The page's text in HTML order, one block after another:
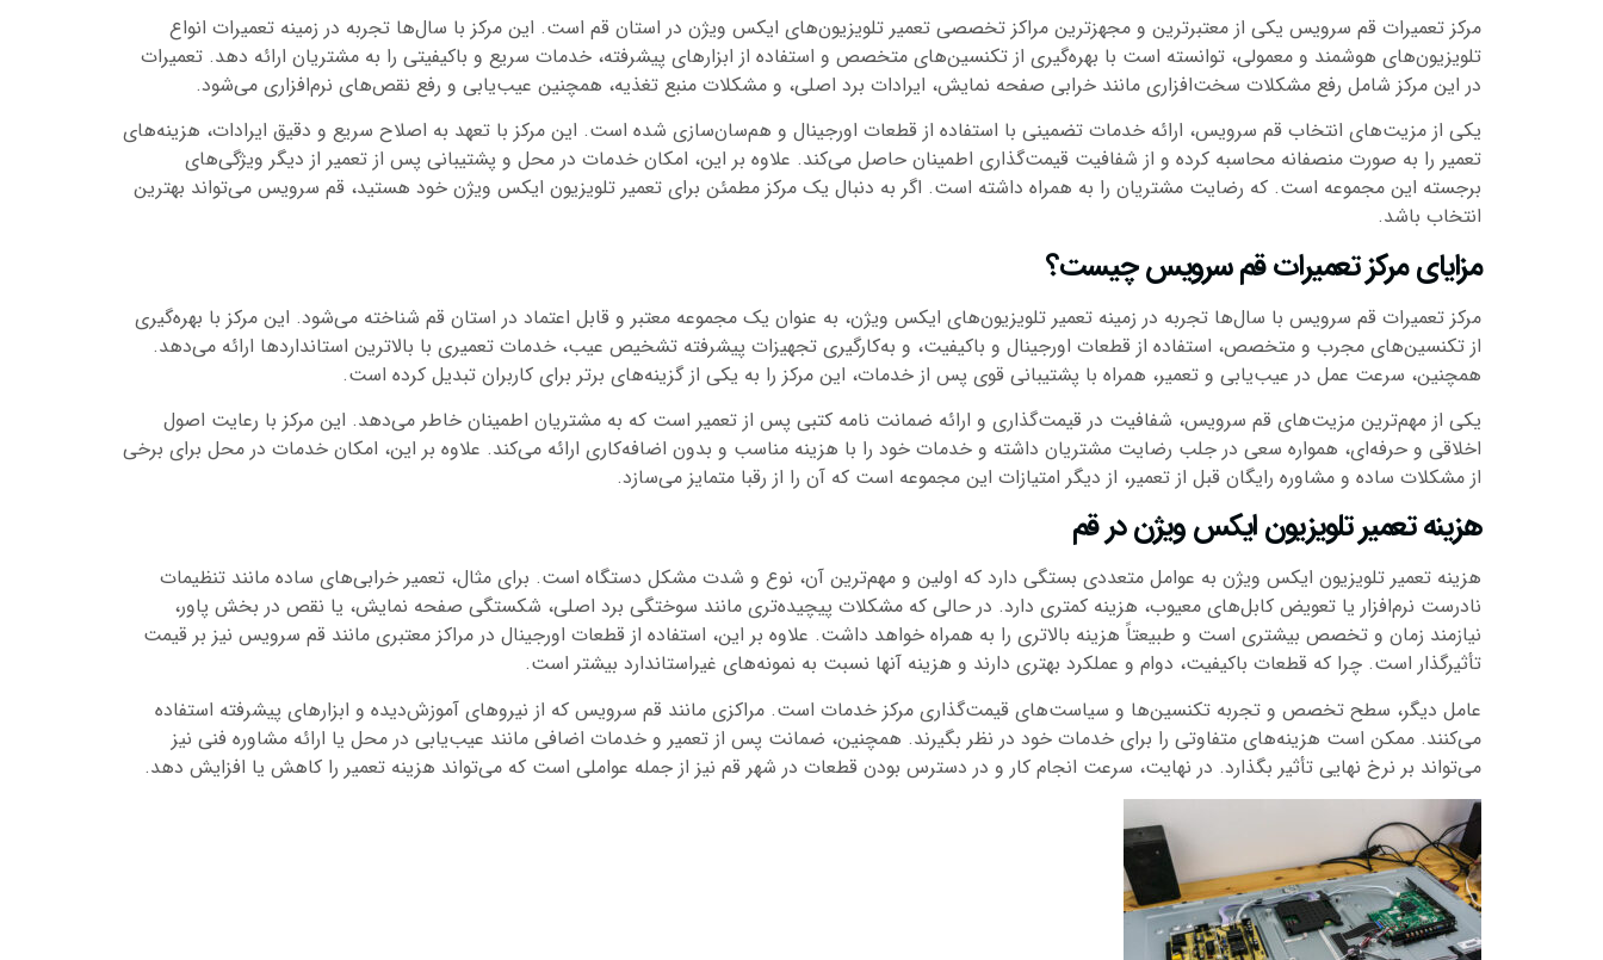
مرکز تعمیرات قم سرویس یکی از معتبرترین و مجهزترین مراکز تخصصی تعمیر تلویزیون‌های ایکس ویژن در استان قم است. این مرکز با سال‌ها تجربه در زمینه تعمیرات انواع
تلویزیون‌های هوشمند و معمولی، توانسته است با بهره‌گیری از تکنسین‌های متخصص و استفاده از ابزارهای پیشرفته، خدمات سریع و باکیفیتی را به مشتریان ارائه دهد. تعمیرات
در این مرکز شامل رفع مشکلات سخت‌افزاری مانند خرابی صفحه نمایش، ایرادات برد اصلی، و مشکلات منبع تغذیه، همچنین عیب‌یابی و رفع نقص‌های نرم‌افزاری می‌شود.
یکی از مزیت‌های انتخاب قم سرویس، ارائه خدمات تضمینی با استفاده از قطعات اورجینال و هم‌سان‌سازی شده است. این مرکز با تعهد به اصلاح سریع و دقیق ایرادات، هزینه‌های
تعمیر را به صورت منصفانه محاسبه کرده و از شفافیت قیمت‌گذاری اطمینان حاصل می‌کند. علاوه بر این، امکان خدمات در محل و پشتیبانی پس از تعمیر از دیگر ویژگی‌های
برجسته این مجموعه است. که رضایت مشتریان را به همراه داشته است. اگر به دنبال یک مرکز مطمئن برای تعمیر تلویزیون ایکس ویژن خود هستید، قم سرویس می‌تواند بهترین
انتخاب باشد.
مزایای مرکز تعمیرات قم سرویس چیست؟
مرکز تعمیرات قم سرویس با سال‌ها تجربه در زمینه تعمیر تلویزیون‌های ایکس ویژن، به عنوان یک مجموعه معتبر و قابل اعتماد در استان قم شناخته می‌شود. این مرکز با بهره‌گیری
از تکنسین‌های مجرب و متخصص، استفاده از قطعات اورجینال و باکیفیت، و به‌کارگیری تجهیزات پیشرفته تشخیص عیب، خدمات تعمیری با بالاترین استانداردها ارائه می‌دهد.
همچنین، سرعت عمل در عیب‌یابی و تعمیر، همراه با پشتیبانی قوی پس از خدمات، این مرکز را به یکی از گزینه‌های برتر برای کاربران تبدیل کرده است.
یکی از مهم‌ترین مزیت‌های قم سرویس، شفافیت در قیمت‌گذاری و ارائه ضمانت نامه کتبی پس از تعمیر است که به مشتریان اطمینان خاطر می‌دهد. این مرکز با رعایت اصول
اخلاقی و حرفه‌ای، همواره سعی در جلب رضایت مشتریان داشته و خدمات خود را با هزینه مناسب و بدون اضافه‌کاری ارائه می‌کند. علاوه بر این، امکان خدمات در محل برای برخی
از مشکلات ساده و مشاوره رایگان قبل از تعمیر، از دیگر امتیازات این مجموعه است که آن را از رقبا متمایز می‌سازد.
هزینه تعمیر تلویزیون ایکس ویژن در قم
هزینه تعمیر تلویزیون ایکس ویژن به عوامل متعددی بستگی دارد که اولین و مهم‌ترین آن، نوع و شدت مشکل دستگاه است. برای مثال، تعمیر خرابی‌های ساده مانند تنظیمات
نادرست نرم‌افزار یا تعویض کابل‌های معیوب، هزینه کمتری دارد. در حالی که مشکلات پیچیده‌تری مانند سوختگی برد اصلی، شکستگی صفحه نمایش، یا نقص در بخش پاور،
نیازمند زمان و تخصص بیشتری است و طبیعتاً هزینه بالاتری را به همراه خواهد داشت. علاوه بر این، استفاده از قطعات اورجینال در مراکز معتبری مانند قم سرویس نیز بر قیمت
تأثیرگذار است. چرا که قطعات باکیفیت، دوام و عملکرد بهتری دارند و هزینه آنها نسبت به نمونه‌های غیراستاندارد بیشتر است.
عامل دیگر، سطح تخصص و تجربه تکنسین‌ها و سیاست‌های قیمت‌گذاری مرکز خدمات است. مراکزی مانند قم سرویس که از نیروهای آموزش‌دیده و ابزارهای پیشرفته استفاده
می‌کنند. ممکن است هزینه‌های متفاوتی را برای خدمات خود در نظر بگیرند. همچنین، ضمانت پس از تعمیر و خدمات اضافی مانند عیب‌یابی در محل یا ارائه مشاوره فنی نیز
می‌تواند بر نرخ نهایی تأثیر بگذارد. در نهایت، سرعت انجام کار و در دسترس بودن قطعات در شهر قم نیز از جمله عواملی است که می‌تواند هزینه تعمیر را کاهش یا افزایش دهد.